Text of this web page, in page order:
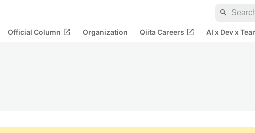
search
Official Column open_in_new Organization Qiita Careers open_in_new AI x Dev x